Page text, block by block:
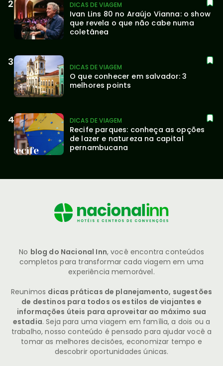
DICAS DE VIAGEM
Ivan Lins 80 no Araújo Vianna: o show
que revela o que não cabe numa
coletânea
DICAS DE VIAGEM
O que conhecer em salvador: 3
melhores points
DICAS DE VIAGEM
Recife parques: conheça as opções
de lazer e natureza na capital
pernambucana
No blog do Nacional Inn, você encontra conteúdos
completos para transformar cada viagem em uma
experiência memorável.
Reunimos dicas práticas de planejamento, sugestões
de destinos para todos os estilos de viajantes e
informações úteis para aproveitar ao máximo sua
estadia. Seja para uma viagem em família, a dois ou a
trabalho, nosso conteúdo é pensado para ajudar você a
tomar as melhores decisões, economizar tempo e
descobrir oportunidades únicas.